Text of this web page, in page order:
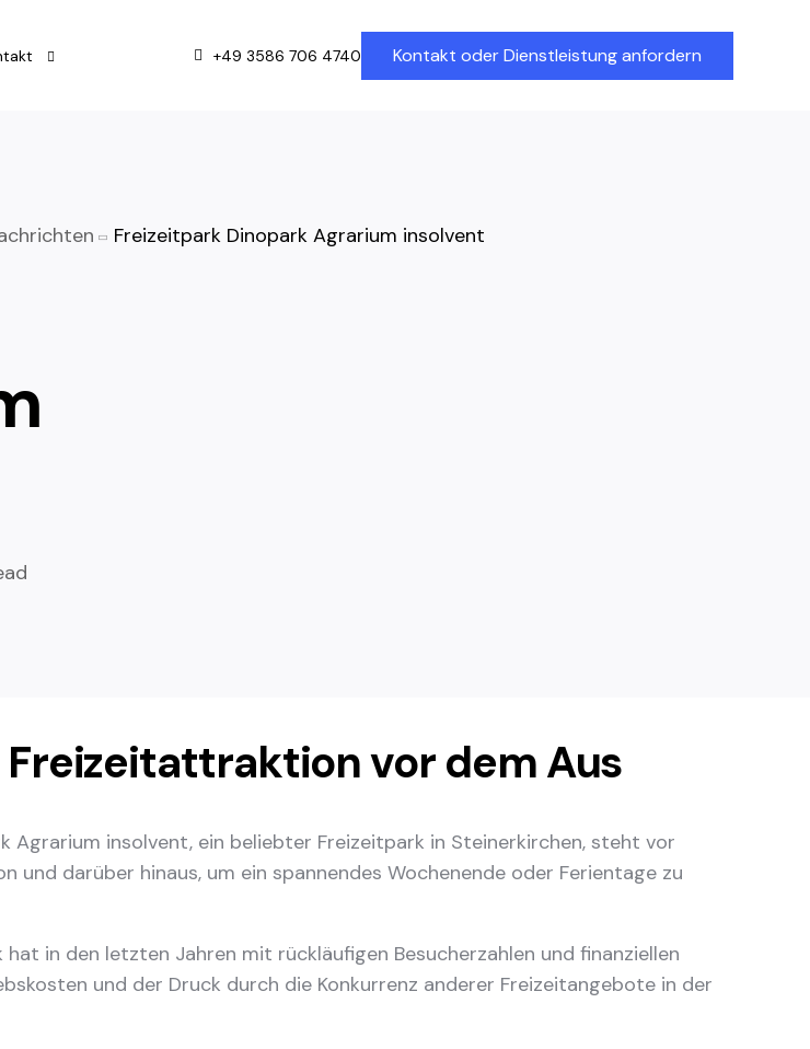
+49 3586 706 4740 Kontakt oder Dienstleistung anfordern
Freizeitpark Dinopark Agrarium insolvent
vor dem Aus
Agrarium insolvent, ein beliebter Freizeitpark in Steinerkirchen, steht vor
und darüber hinaus, um ein spannendes Wochenende oder Ferientage zu
in den letzten Jahren mit rückläufigen Besucherzahlen und finanziellen
und der Druck durch die Konkurrenz anderer Freizeitangebote in der